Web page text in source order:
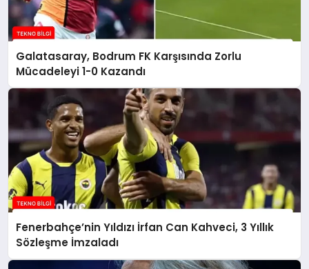
Galatasaray, Bodrum FK Karşısında Zorlu
Mücadeleyi 1-0 Kazandı
Fenerbahçe’nin Yıldızı İrfan Can Kahveci, 3 Yıllık
Sözleşme İmzaladı